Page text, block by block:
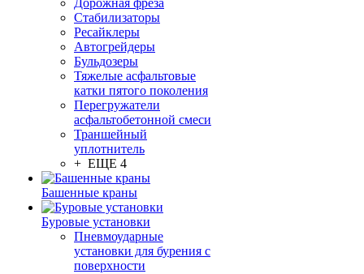
Дорожная фреза
Стабилизаторы
Ресайклеры
Автогрейдеры
Бульдозеры
Тяжелые асфальтовые
катки пятого поколения
Перегружатели
асфальтобетонной смеси
Траншейный
уплотнитель
+ ЕЩЕ 4
Башенные краны
Буровые установки
Пневмоударные
установки для бурения с
поверхности